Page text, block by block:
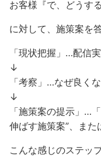
お客様『で、どうす
に対して、施策案を
「現状把握」…配信
↓
「考察」…なぜ良く
↓
「施策案の提示」…
伸ばす施策案”、また
こんな感じのステッ